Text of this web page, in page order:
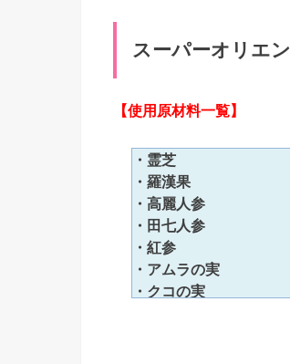
スーパーオリエ
【使用原材料一覧】
・霊芝
・羅漢果
・高麗人参
・田七人参
・紅参
・アムラの実
・クコの実